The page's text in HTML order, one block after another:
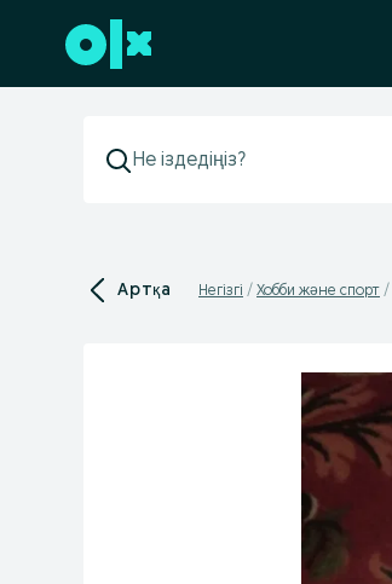
Төменгі деректемеге өту
Артқа Негізгі Хобби және спорт